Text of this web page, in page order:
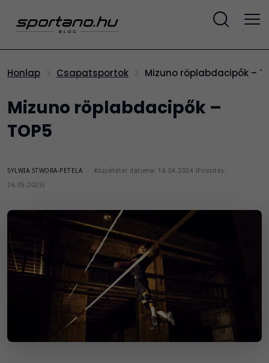
Honlap Csapatsportok Mizuno röplabdacipők –
Mizuno röplabdacipők –
TOP5
SYLWIA STWORA-PETELA
Közzététel dátuma: 16.04.2024 (Frissítés:
26.05.2025)